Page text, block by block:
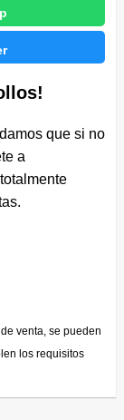
que si no
a
venta, se pueden
los requisitos